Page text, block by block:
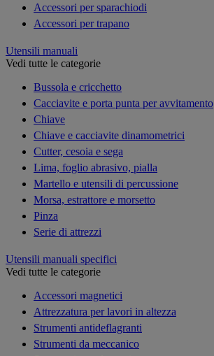
Accessori per sparachiodi
Accessori per trapano
Utensili manuali
Vedi tutte le categorie
Bussola e cricchetto
Cacciavite e porta punta per avvitamento
Chiave
Chiave e cacciavite dinamometrici
Cutter, cesoia e sega
Lima, foglio abrasivo, pialla
Martello e utensili di percussione
Morsa, estrattore e morsetto
Pinza
Serie di attrezzi
Utensili manuali specifici
Vedi tutte le categorie
Accessori magnetici
Attrezzatura per lavori in altezza
Strumenti antideflagranti
Strumenti da meccanico